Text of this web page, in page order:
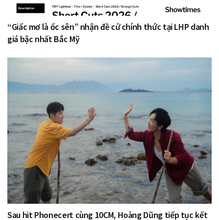
“Giấc mơ là ốc sên” nhận đề cử chính thức tại LHP danh
giá bậc nhất Bắc Mỹ
Sau hit Phonecert cùng 10CM, Hoàng Dũng tiếp tục kết